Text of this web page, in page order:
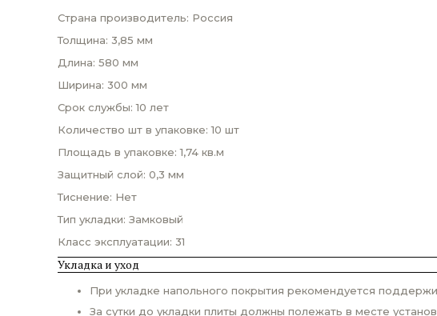
Страна производитель: Россия
Толщина: 3,85 мм
Длина: 580 мм
Ширина: 300 мм
Срок службы: 10 лет
Количество шт в упаковке: 10 шт
Площадь в упаковке: 1,74 кв.м
Защитный слой: 0,3 мм
Тиснение: Нет
Тип укладки: Замковый
Класс эксплуатации: 31
Укладка и уход
При укладке напольного покрытия рекомендуется
За сутки до укладки плиты должны полежать в месте